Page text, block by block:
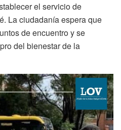
el servicio de
La ciudadanía espera que
de encuentro y se
del bienestar de la